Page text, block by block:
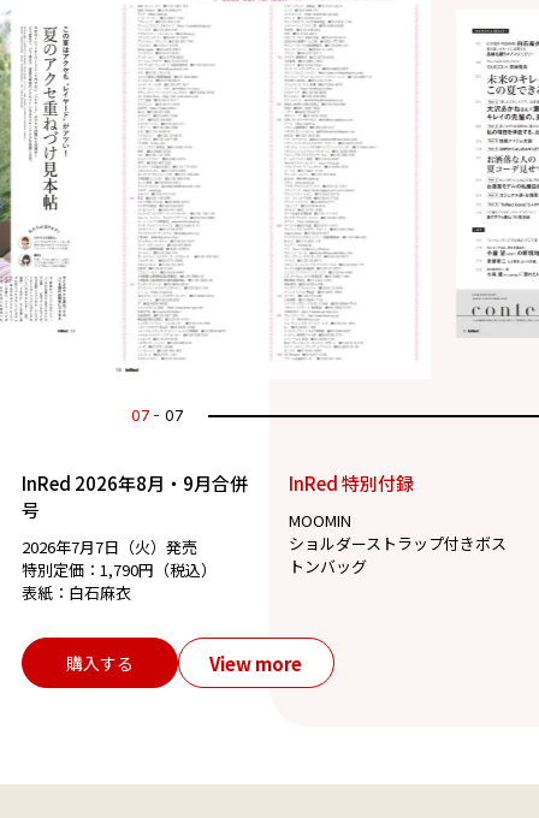
07 07
InRed 2026年8月・9月合併
号
2026年7月7日（火）発売
特別定価：1,790円（税込）
表紙：白石麻衣
InRed 特別付録
MOOMIN
ショルダーストラップ付きボス
トンバッグ
購入する View more